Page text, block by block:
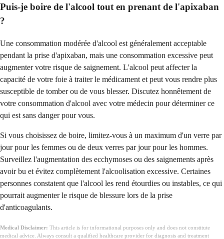
Puis-je boire de l'alcool tout en prenant de l'apixaban
?
Une consommation modérée d'alcool est généralement acceptable
pendant la prise d'apixaban, mais une consommation excessive peut
augmenter votre risque de saignement. L'alcool peut affecter la
capacité de votre foie à traiter le médicament et peut vous rendre plus
susceptible de tomber ou de vous blesser. Discutez honnêtement de
votre consommation d'alcool avec votre médecin pour déterminer ce
qui est sans danger pour vous.
Si vous choisissez de boire, limitez-vous à un maximum d'un verre par
jour pour les femmes ou de deux verres par jour pour les hommes.
Surveillez l'augmentation des ecchymoses ou des saignements après
avoir bu et évitez complètement l'alcoolisation excessive. Certaines
personnes constatent que l'alcool les rend étourdies ou instables, ce qui
pourrait augmenter le risque de blessure lors de la prise
d'anticoagulants.
Medical Disclaimer: This article is for informational purposes only and does not constitute
medical advice. Always consult a qualified healthcare provider for diagnosis and treatment